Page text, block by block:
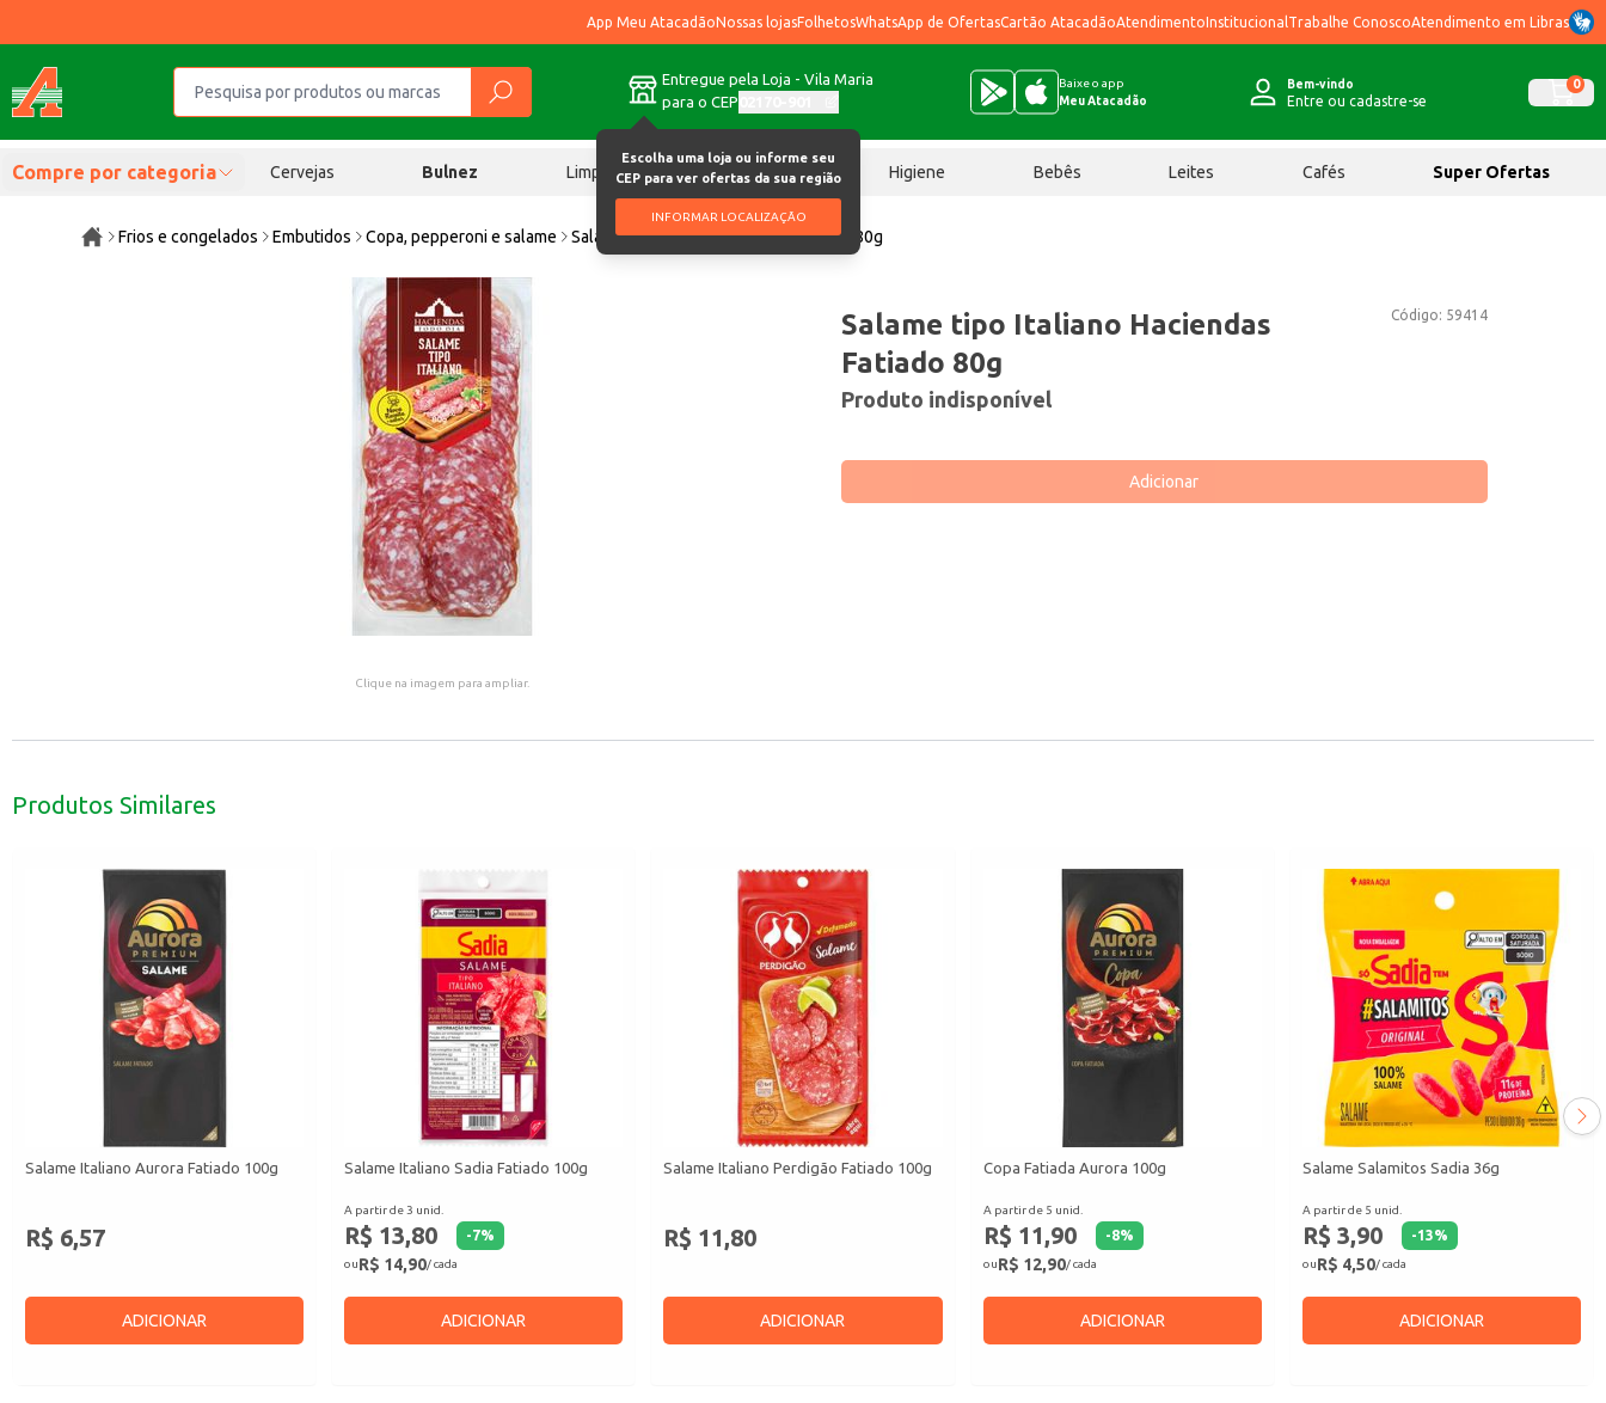
App Meu AtacadãoNossas lojasFolhetosWhatsApp de OfertasCartão AtacadãoAtendimentoInstitucional Trabalhe ConoscoAtendimento em Libras
Entregue pela Loja - Vila Maria
para o CEP
Escolha uma loja ou informe seu
CEP para ver ofertas da sua região
INFORMAR LOCALIZAÇÃO
Baixe o app
Meu Atacadão
Bem-vindo
Entre ou cadastre-se
0
Compre por categoria Cervejas Bulnez Limpeza Chocolates Higiene Bebês Leites Cafés Super Ofertas
Frios e congelados Embutidos Copa, pepperoni e salame Salame tipo Italiano Haciendas Fatiado 80g
Clique na imagem para ampliar.
Código: 59414
Salame tipo Italiano Haciendas
Fatiado 80g
Produto indisponível
Adicionar
Produtos Similares
Salame Italiano Aurora Fatiado 100g
R$ 6,57
ADICIONAR
Salame Italiano Sadia Fatiado 100g
A partir de 3 unid.
R$ 13,80 -7%
ouR$ 14,90/ cada
ADICIONAR
Salame Italiano Perdigão Fatiado 100g
R$ 11,80
ADICIONAR
Copa Fatiada Aurora 100g
A partir de 5 unid.
R$ 11,90 -8%
ouR$ 12,90/ cada
ADICIONAR
Salame Salamitos Sadia 36g
A partir de 5 unid.
R$ 3,90 -13%
ouR$ 4,50/ cada
ADICIONAR